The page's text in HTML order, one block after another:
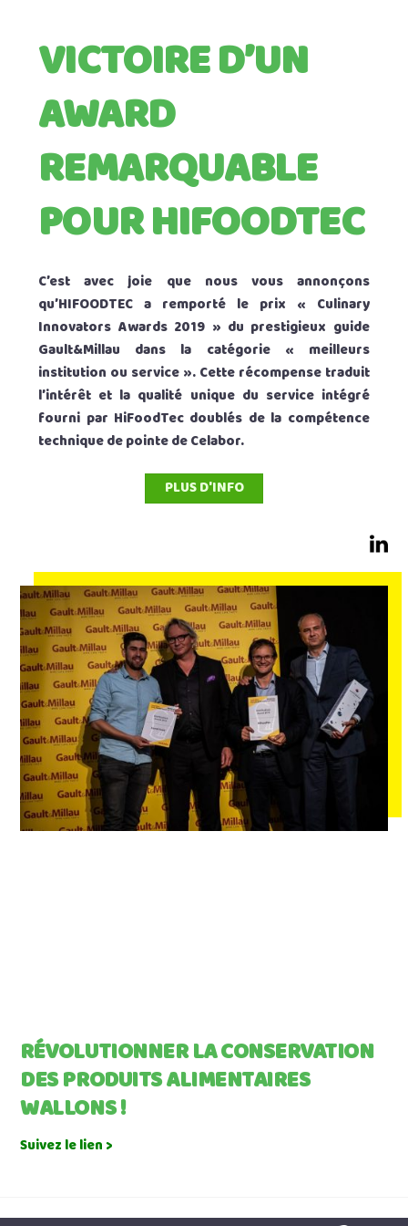
VICTOIRE D’UN
AWARD
REMARQUABLE
POUR HIFOODTEC
C’est avec joie que nous vous annonçons
qu’HIFOODTEC a remporté le prix « Culinary
Innovators Awards 2019 » du prestigieux guide
Gault&Millau dans la catégorie « meilleurs
institution ou service ». Cette récompense traduit
l’intérêt et la qualité unique du service intégré
fourni par HiFoodTec doublés de la compétence
technique de pointe de Celabor.
PLUS D'INFO
RÉVOLUTIONNER LA CONSERVATION
DES PRODUITS ALIMENTAIRES
WALLONS !
Suivez le lien >